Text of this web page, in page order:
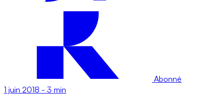
Abonné
1 juin 2018 - 3 min